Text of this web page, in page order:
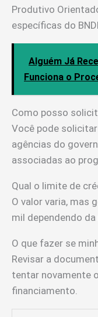
Produtivo
específicas do
Alguém Já
Funciona o
Como posso
Você pode
agências do
associadas ao
Qual o limite de
O valor varia, mas
mil dependendo
O que fazer se
Revisar a
tentar novamente
financiamento.